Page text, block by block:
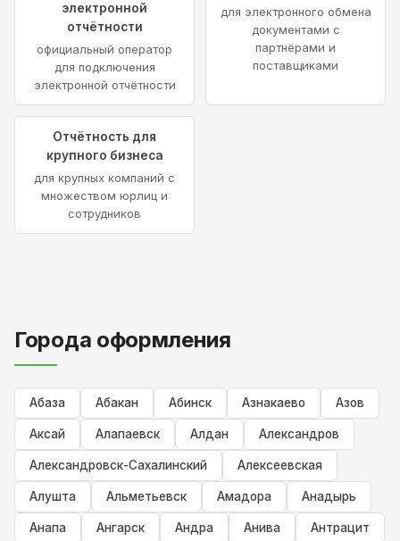
электронной
отчётности
официальный оператор
для подключения
электронной отчётности
для электронного обмена
документами с
партнёрами и
поставщиками
Отчётность для
крупного бизнеса
для крупных компаний с
множеством юрлиц и
сотрудников
Города оформления
Абаза Абакан Абинск Азнакаево Азов
Аксай Алапаевск Алдан Александров
Александровск-Сахалинский Алексеевская
Алушта Альметьевск Амадора Анадырь
Анапа Ангарск Андра Анива Антрацит